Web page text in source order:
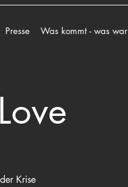
Presse Was kommt - was war
Krise